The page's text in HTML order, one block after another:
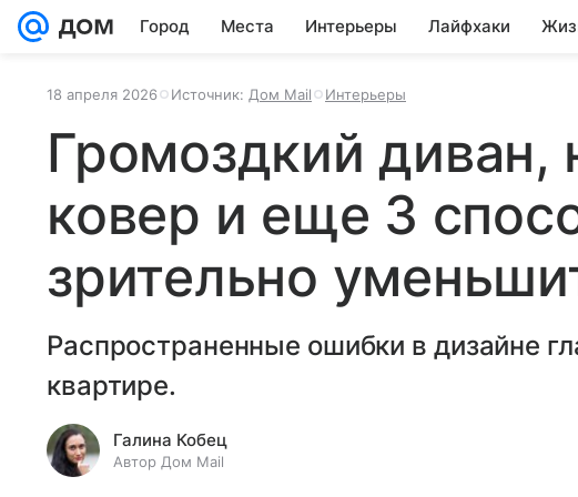
Город Места Интерьеры Лайфхаки
18 апреля 2026 Источник: Дом Mail Интерьеры
Громоздкий диван,
ковер и еще 3
зрительно
Распространенные ошибки в дизайне
квартире.
Галина Кобец
Автор Дом Mail